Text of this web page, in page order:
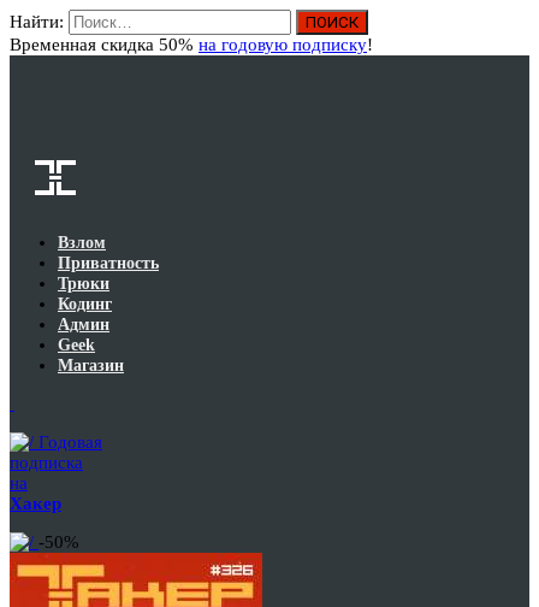
Найти:
Временная скидка 50% на годовую подписку!
Взлом
Приватность
Трюки
Кодинг
Админ
Geek
Магазин
Годовая
подписка
на
Хакер
-50%